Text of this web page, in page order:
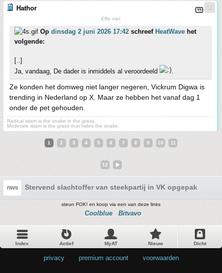
Hathor
Effe niet
Op dinsdag 2 juni 2026 17:42 schreef HeatWave het
volgende:
[..]
Ja, vandaag, De dader is inmiddels al veroordeeld
Ze konden het domweg niet langer negeren, Vickrum Digwa is
trending in Nederland op X. Maar ze hebben het vanaf dag 1
onder de pet gehouden.
Radical islam is the snake in the grass.
Moderate islam is the grass that hides the snake.
1 2 3 4 5 6 7 8 9 10 11
12
nws Stervend slachtoffer van steekpartij in VK opgepakt bij
steun FOK! en koop via een van deze links
Coolblue Bitvavo
Index Actief MyAT Nieuw Dicht
privacy premium account voorwaarden